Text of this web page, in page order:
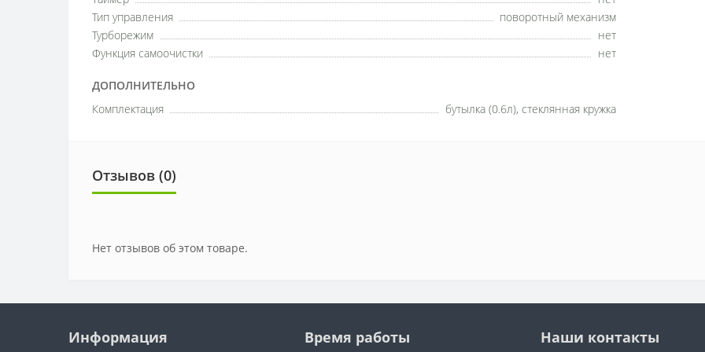
Тип управления
поворотный механизм
Турборежим
нет
Функция самоочистки
нет
ДОПОЛНИТЕЛЬНО
Комплектация бутылка (0.6л), стеклянная кружка
Отзывов (0)
Нет отзывов об этом товаре.
Информация Время работы Наши контакты